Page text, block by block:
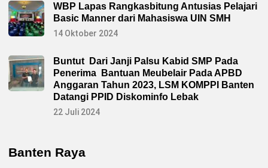
WBP Lapas Rangkasbitung Antusias Pelajari
Basic Manner dari Mahasiswa UIN SMH
14 Oktober 2024
Buntut Dari Janji Palsu Kabid SMP Pada
Penerima Bantuan Meubelair Pada APBD
Anggaran Tahun 2023, LSM KOMPPI Banten
Datangi PPID Diskominfo Lebak
22 Juli 2024
Banten Raya